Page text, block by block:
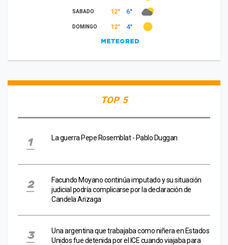
TOP 5
La guerra Pepe Rosemblat - Pablo Duggan
Facundo Moyano continúa imputado y su situación
judicial podría complicarse por la declaración de
Candela Arizaga
Una argentina que trabajaba como niñera en Estados
Unidos fue detenida por el ICE cuando viajaba para